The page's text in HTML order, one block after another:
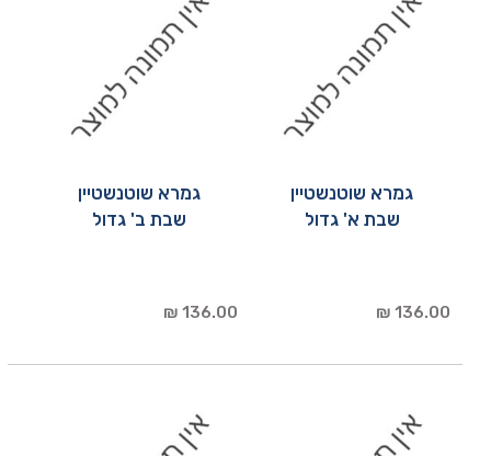
גמרא שוטנשטיין
שבת א' גדול
136.00 ₪
גמרא שוטנשטיין
שבת ב' גדול
136.00 ₪